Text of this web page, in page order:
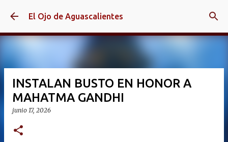
Ir al contenido principal
El Ojo de Aguascalientes
INSTALAN BUSTO EN HONOR A
MAHATMA GANDHI
junio 17, 2026